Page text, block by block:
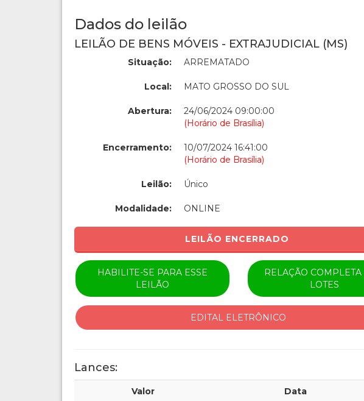
Dados do leilão
LEILÃO DE BENS MÓVEIS - EXTRAJUDICIAL (MS)
Situação: ARREMATADO
Local: MATO GROSSO DO SUL
Abertura:
24/06/2024 09:00:00
(Horário de Brasília)
Encerramento:
10/07/2024 16:41:00
(Horário de Brasília)
Leilão: Único
Modalidade: ONLINE
LEILÃO ENCERRADO
HABILITE-SE PARA ESSE
LEILÃO
RELAÇÃO COMPLETA
LOTES
EDITAL ELETRÔNICO
Lances:
Valor Data